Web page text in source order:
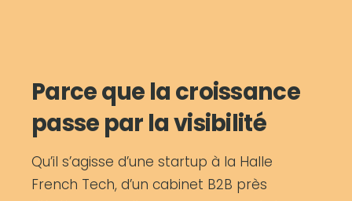
Parce que la croissance
passe par la visibilité
Qu’il s’agisse d’une startup à la Halle
French Tech, d’un cabinet B2B près